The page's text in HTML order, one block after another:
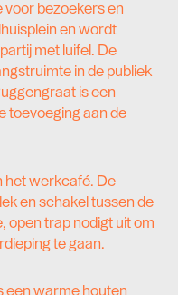
voor bezoekers en
en wordt
met luifel. De
in de publiek
is een
toevoeging aan de
het werkcafé. De
en schakel tussen de
open trap nodigt uit om
te gaan.
een warme houten